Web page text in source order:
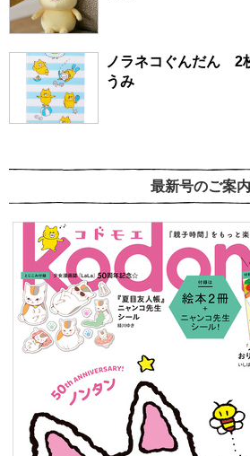
ノラネコぐんだん 2
うみ
最新号のご案内